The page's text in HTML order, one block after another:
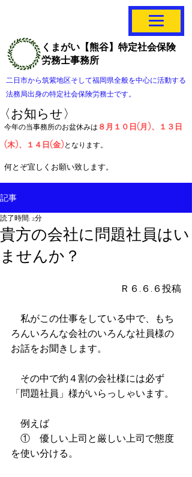
くまがい【熊谷】特定社会保険
労務士事務所
二日市から筑紫地区そして福岡県全般を中心に活動する
法務局出身の特定社会保険労務士です。
今年の当事務所のお盆休みは ８月１０日(月)、１３日
(木)、１４日(金)となります。
お知らせ〉
​何とぞ宜しくお願い致します。
記事
貴方の会社に問題社員はい
ませんか？
読了時間: 2分
Ｒ６.６.６投稿
私がこの仕事をしている中で、もち
ろんいろんな会社のいろんな社員様の
お話をお聞きします。
その中で約４割の会社様には必ず
「問題社員」様がいらっしゃいます。
例えば
①　優しい上司と厳しい上司で態度
を使い分ける。